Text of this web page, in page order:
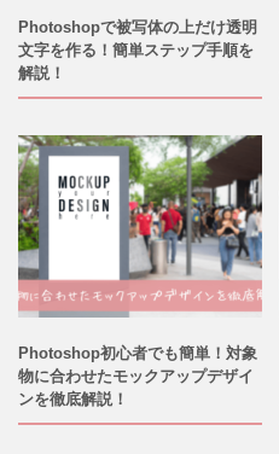
Photoshopで被写体の上だけ透明
文字を作る！簡単ステップ手順を
解説！
Photoshop初心者でも簡単！対象
物に合わせたモックアップデザイ
ンを徹底解説！